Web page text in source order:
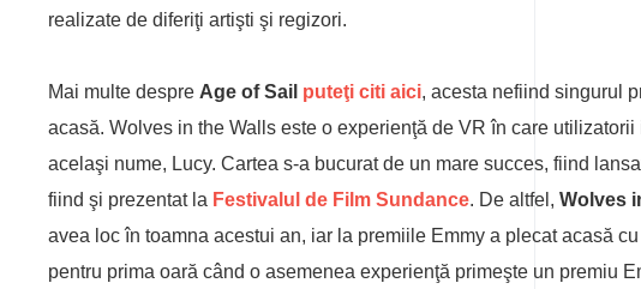
realizate de diferiţi artişti şi regizori.
Mai multe despre Age of Sail puteţi citi aici, acesta nefiind singurul
acasă. Wolves in the Walls este o experienţă de VR în care
acelaşi nume, Lucy. Cartea s-a bucurat de un mare succes, fiind
fiind şi prezentat la Festivalul de Film Sundance. De altfel, Wolves
avea loc în toamna acestui an, iar la premiile Emmy a plecat acasă
pentru prima oară când o asemenea experienţă primeşte un premiu